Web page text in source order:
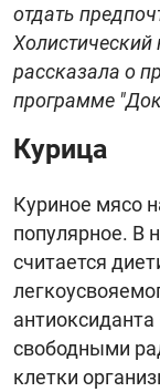
отдать
Холистический
рассказала о
программе
Курица
Куриное мясо
популярное. В
считается
антиоксиданта
свободными
клетки